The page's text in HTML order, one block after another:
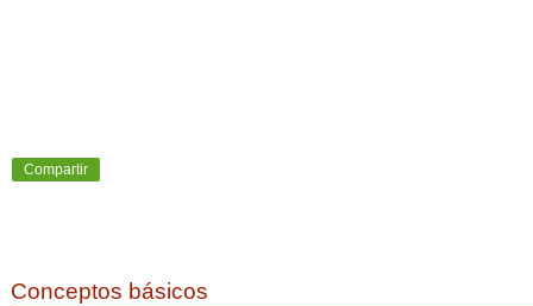
Compartir
Conceptos básicos